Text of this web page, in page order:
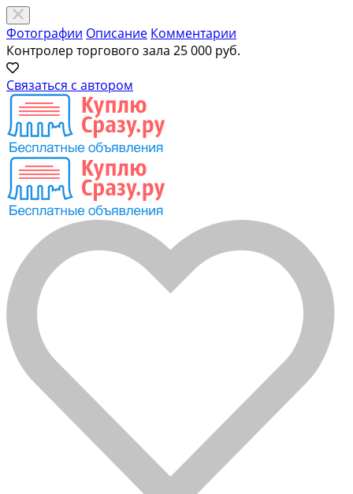
Фотографии Описание Комментарии
Контролер торгового зала 25 000 руб.
Связаться с автором